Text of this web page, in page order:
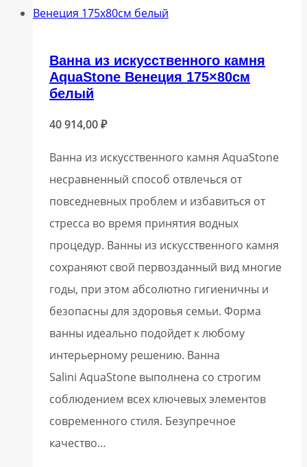
Ванна из искусственного камня
AquaStone Венеция 175×80см
белый
40 914,00₽
Ванна из искусственного камня AquaStone
несравненный способ отвлечься от
повседневных проблем и избавиться от
стресса во время принятия водных
процедур. Ванны из искусственного камня
сохраняют свой первозданный вид многие
годы, при этом абсолютно гигиеничны и
безопасны для здоровья семьи. Форма
ванны идеально подойдет к любому
интерьерному решению. Ванна
Salini AquaStone выполнена со строгим
соблюдением всех ключевых элементов
современного стиля. Безупречное
качество…